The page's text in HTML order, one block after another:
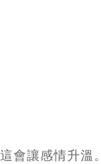
會讓感情升溫。